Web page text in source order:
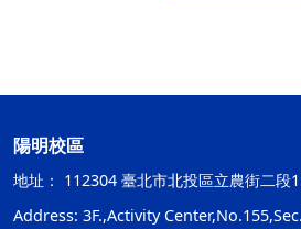
陽明校區
地址： 112304 臺北市北投區立農街二段
Address: 3F.,Activity